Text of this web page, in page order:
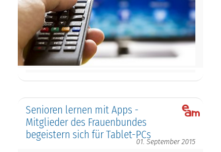
Senioren lernen mit Apps -
Mitglieder des Frauenbundes
begeistern sich für Tablet-PCs
01. September 2015